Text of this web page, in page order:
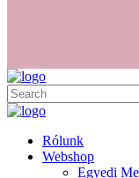
Rólunk
Webshop
Egyedi